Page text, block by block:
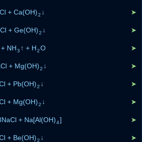
+ Ca(OH)2 ↓ ➤
+ Ge(OH)2 ↓ ➤
NH3 ↑ + H2O ➤
+ Mg(OH)2 ↓ ➤
+ Pb(OH)2 ↓ ➤
+ Mg(OH)2 ↓ ➤
+ Na[Al(OH)4] ➤
+ Be(OH)2 ↓ ➤